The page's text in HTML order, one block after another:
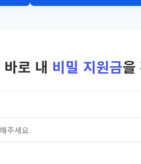
로 내 비밀 지원금을